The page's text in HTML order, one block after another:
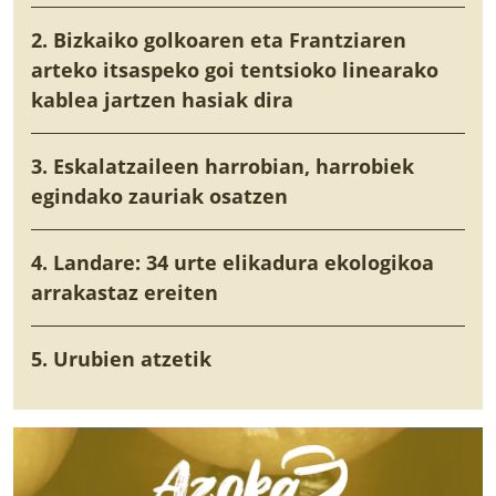
2. Bizkaiko golkoaren eta Frantziaren
arteko itsaspeko goi tentsioko linearako
kablea jartzen hasiak dira
3. Eskalatzaileen harrobian, harrobiek
egindako zauriak osatzen
4. Landare: 34 urte elikadura ekologikoa
arrakastaz ereiten
5. Urubien atzetik